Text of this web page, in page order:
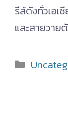
รีส์ดังทั่วเอเ
และสายวาย